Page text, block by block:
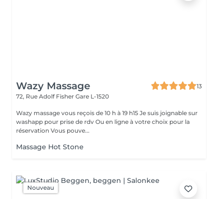
Wazy Massage
13
72, Rue Adolf Fisher Gare L-1520
Wazy massage vous reçois de 10 h à 19 h15 Je suis joignable sur
washapp pour prise de rdv Ou en ligne à votre choix pour la
réservation Vous pouve...
Massage Hot Stone
Nouveau